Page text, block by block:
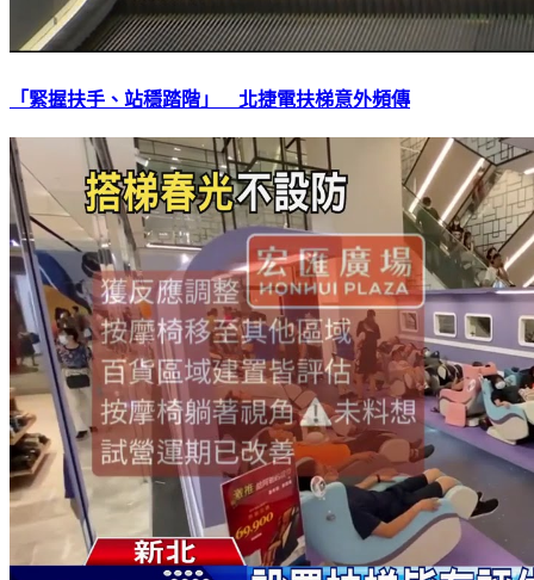
「緊握扶手、站穩踏階」 北捷電扶梯意外頻傳